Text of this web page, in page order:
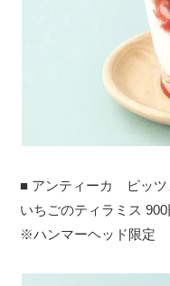
■ アンティーカ ピッツ
いちごのティラミス 900
※ハンマーヘッド限定